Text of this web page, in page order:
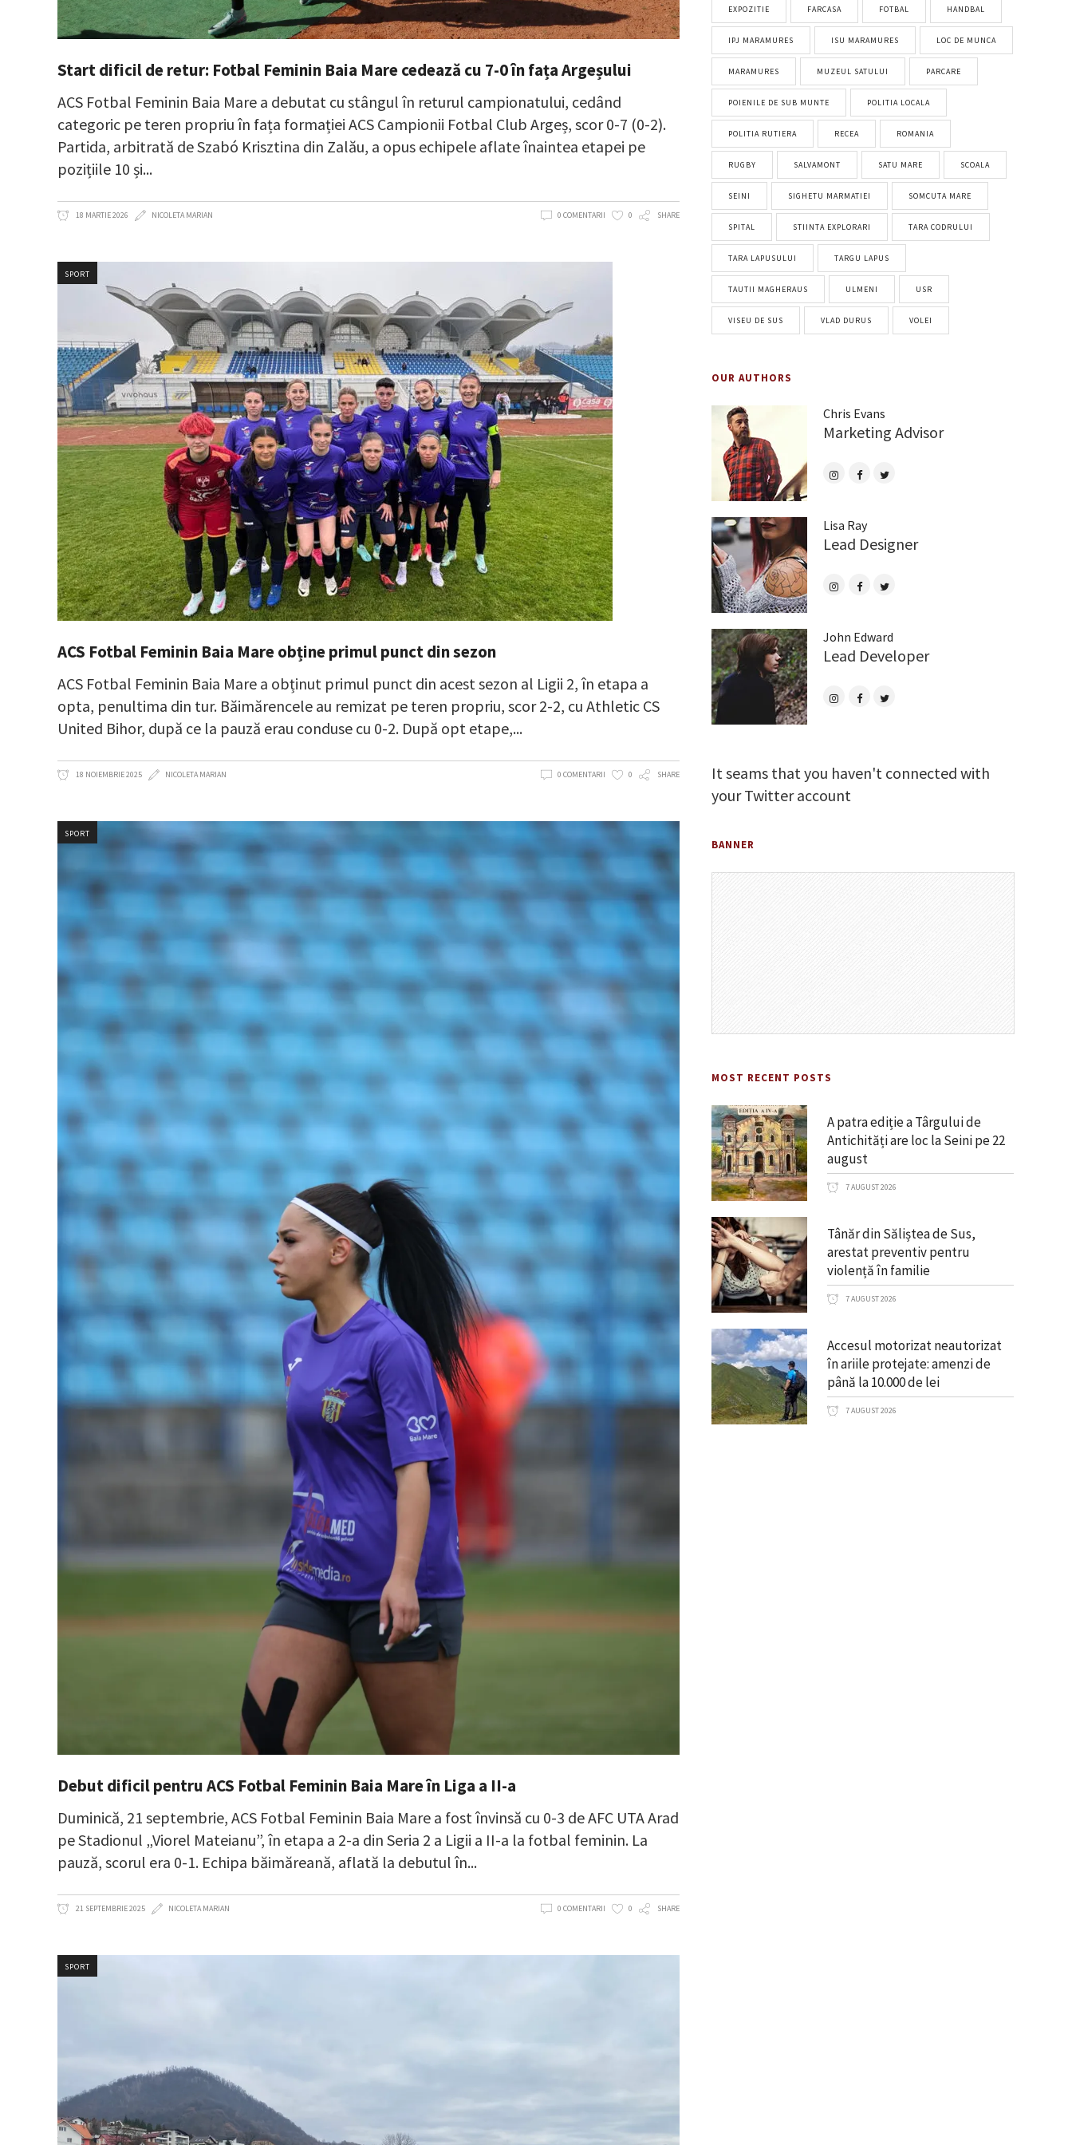
Start dificil de retur: Fotbal Feminin Baia Mare cedează cu 7-0 în fața Argeșului
ACS Fotbal Feminin Baia Mare a debutat cu stângul în returul campionatului, cedând
categoric pe teren propriu în fața formației ACS Campionii Fotbal Club Argeș, scor 0-7 (0-2).
Partida, arbitrată de Szabó Krisztina din Zalău, a opus echipele aflate înaintea etapei pe
pozițiile 10 și
18 MARTIE 2026 NICOLETA MARIAN 0 COMENTARII 0 SHARE
SPORT
ACS Fotbal Feminin Baia Mare obține primul punct din sezon
ACS Fotbal Feminin Baia Mare a obținut primul punct din acest sezon al Ligii 2, în etapa a
opta, penultima din tur. Băimărencele au remizat pe teren propriu, scor 2-2, cu Athletic CS
United Bihor, după ce la pauză erau conduse cu 0-2. După opt etape,
18 NOIEMBRIE 2025 NICOLETA MARIAN 0 COMENTARII 0 SHARE
SPORT
Debut dificil pentru ACS Fotbal Feminin Baia Mare în Liga a II-a
Duminică, 21 septembrie, ACS Fotbal Feminin Baia Mare a fost învinsă cu 0-3 de AFC UTA Arad
pe Stadionul „Viorel Mateianu”, în etapa a 2-a din Seria 2 a Ligii a II-a la fotbal feminin. La
pauză, scorul era 0-1. Echipa băimăreană, aflată la debutul în
21 SEPTEMBRIE 2025 NICOLETA MARIAN 0 COMENTARII 0 SHARE
SPORT
EXPOZITIE FARCASA FOTBAL HANDBAL
IPJ MARAMURES ISU MARAMURES LOC DE MUNCA
MARAMURES MUZEUL SATULUI PARCARE
POIENILE DE SUB MUNTE POLITIA LOCALA
POLITIA RUTIERA RECEA ROMANIA
RUGBY SALVAMONT SATU MARE SCOALA
SEINI SIGHETU MARMATIEI SOMCUTA MARE
SPITAL STIINTA EXPLORARI TARA CODRULUI
TARA LAPUSULUI TARGU LAPUS
TAUTII MAGHERAUS ULMENI USR
VISEU DE SUS VLAD DURUS VOLEI
OUR AUTHORS
Chris Evans
Marketing Advisor
Lisa Ray
Lead Designer
John Edward
Lead Developer
It seams that you haven't connected with
your Twitter account
BANNER
MOST RECENT POSTS
A patra ediție a Târgului de
Antichități are loc la Seini pe 22
august
7 AUGUST 2026
Tânăr din Săliștea de Sus,
arestat preventiv pentru
violență în familie
7 AUGUST 2026
Accesul motorizat neautorizat
în ariile protejate: amenzi de
până la 10.000 de lei
7 AUGUST 2026